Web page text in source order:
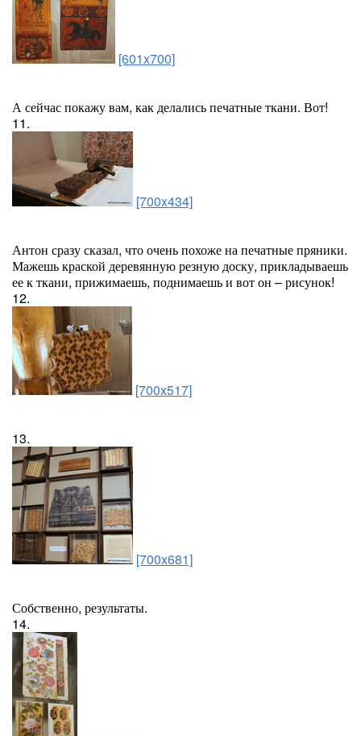
[601x700]
А сейчас покажу вам, как делались печатные ткани. Вот!
11.
[700x434]
Антон сразу сказал, что очень похоже на печатные пряники.
Мажешь краской деревянную резную доску, прикладываешь
ее к ткани, прижимаешь, поднимаешь и вот он – рисунок!
12.
[700x517]
13.
[700x681]
Собственно, результаты.
14.